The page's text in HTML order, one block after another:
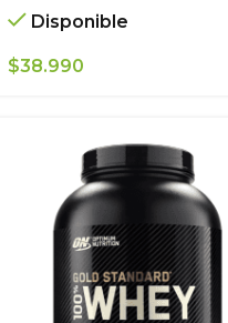
Disponible
$38.990